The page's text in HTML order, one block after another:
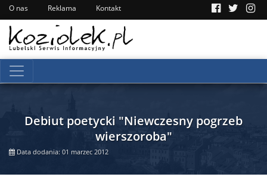
O nas Reklama Kontakt
Debiut poetycki "Niewczesny pogrzeb
wierszoroba"
Data dodania: 01 marzec 2012